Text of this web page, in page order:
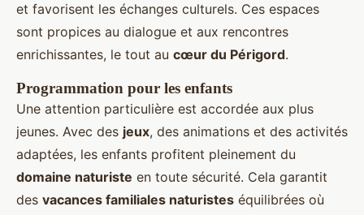
et favorisent les échanges culturels. Ces espaces
sont propices au dialogue et aux rencontres
enrichissantes, le tout au cœur du Périgord.
Programmation pour les enfants
Une attention particulière est accordée aux plus
jeunes. Avec des jeux, des animations et des activités
adaptées, les enfants profitent pleinement du
domaine naturiste en toute sécurité. Cela garantit
des vacances familiales naturistes équilibrées où